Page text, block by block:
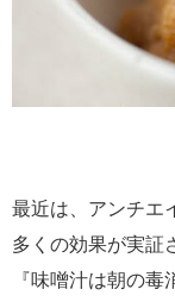
最近は、アンチエ
多くの効果が実証
『味噌汁は朝の